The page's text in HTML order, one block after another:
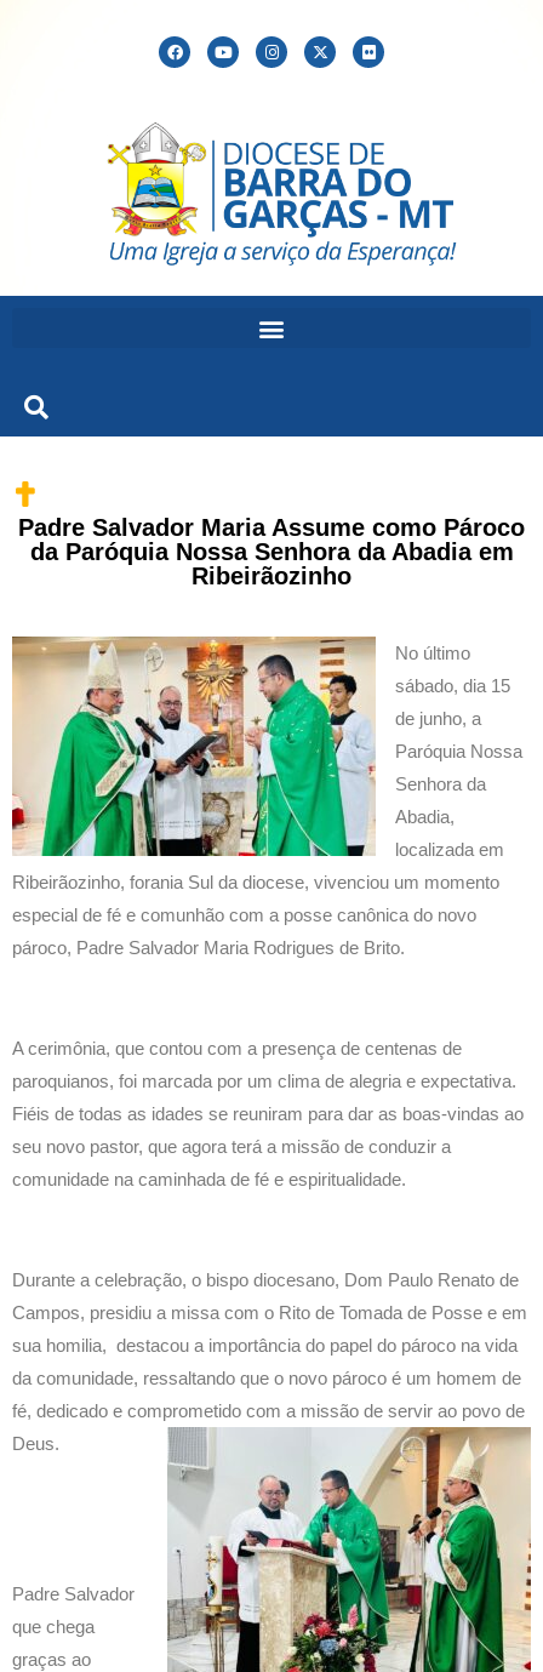
Padre Salvador Maria Assume como Pároco
da Paróquia Nossa Senhora da Abadia em
Ribeirãozinho
No último
sábado, dia 15
de junho, a
Paróquia Nossa
Senhora da
Abadia,
localizada em
Ribeirãozinho, forania Sul da diocese, vivenciou um momento
especial de fé e comunhão com a posse canônica do novo
pároco, Padre Salvador Maria Rodrigues de Brito.
A cerimônia, que contou com a presença de centenas de
paroquianos, foi marcada por um clima de alegria e expectativa.
Fiéis de todas as idades se reuniram para dar as boas-vindas ao
seu novo pastor, que agora terá a missão de conduzir a
comunidade na caminhada de fé e espiritualidade.
Durante a celebração, o bispo diocesano, Dom Paulo Renato de
Campos, presidiu a missa com o Rito de Tomada de Posse e em
sua homilia, destacou a importância do papel do pároco na vida
da comunidade, ressaltando que o novo pároco é um homem de
fé, dedicado e comprometido com a missão de servir ao povo de
Deus.
Padre Salvador
que chega
graças ao